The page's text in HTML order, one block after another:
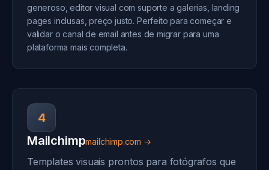
generoso, editor visual com suporte a galerias, landing
pages inclusas, preço justo. Perfeito para começar e
validar o canal de email antes de migrar para uma
plataforma mais completa.
4
Mailchimpmailchimp.com →
Templates visuais prontos para fotógrafos que